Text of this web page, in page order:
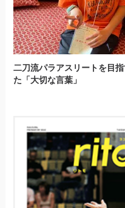
二刀流パラアスリートを目
た「大切な言葉」